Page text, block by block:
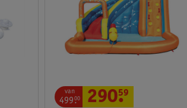
van
499.
00 290.
59